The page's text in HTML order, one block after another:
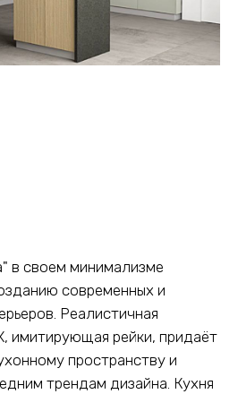
в своем минимализме
современных и
Реалистичная
имитирующая рейки, придаёт
пространству и
трендам дизайна. Кухня